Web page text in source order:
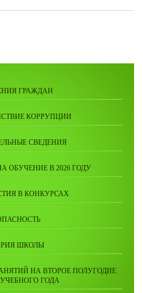
ГРАЖДАН
КОРРУПЦИИ
СВЕДЕНИЯ
ОБУЧЕНИЕ В 2026 ГОДУ
В КОНКУРСАХ
ШКОЛЫ
НА ВТОРОЕ ПОЛУГОДИЕ
УЧЕБНОГО ГОДА